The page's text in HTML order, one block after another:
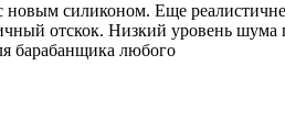
новым силиконом. Еще
отскок. Низкий уровень шума
барабанщика любого